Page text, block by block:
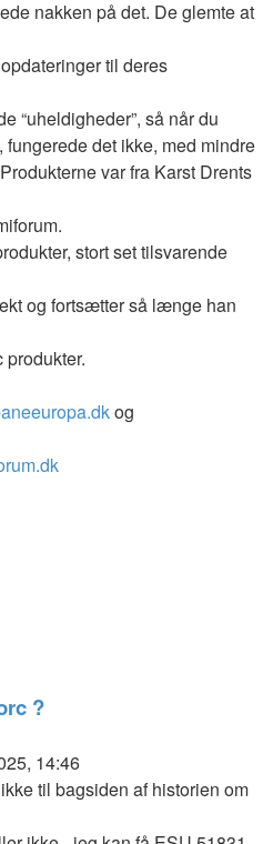
nakken på det. De glemte at
til deres
“uheldigheder”, så når du
det ikke, med mindre
var fra Karst Drents
stort set tilsvarende
og fortsætter så længe han
og
?
14:46
til bagsiden af historien om